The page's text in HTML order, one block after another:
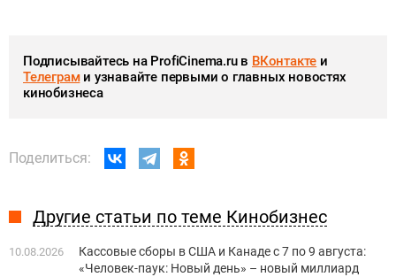
Подписывайтесь на ProfiCinema.ru в ВКонтакте и
Телеграми узнавайте первыми о главных новостях
кинобизнеса
Поделиться:
Другие статьи по теме Кинобизнес
10.08.2026
Кассовые сборы в США и Канаде с 7 по 9 августа:
«Человек-паук: Новый день» – новый миллиард